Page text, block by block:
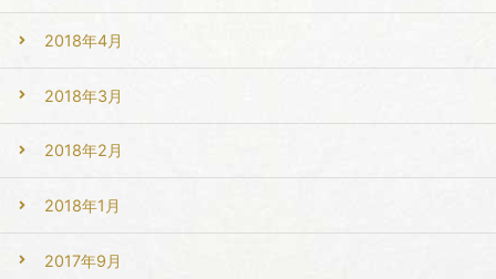
2018年4月
2018年3月
2018年2月
2018年1月
2017年9月